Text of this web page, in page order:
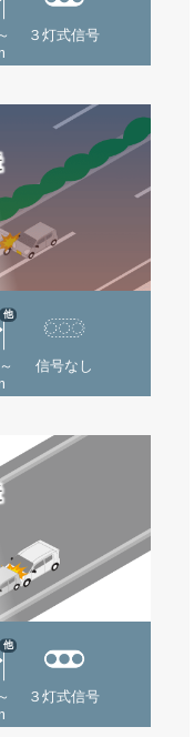
３灯式信号
他
信号なし
他
３灯式信号